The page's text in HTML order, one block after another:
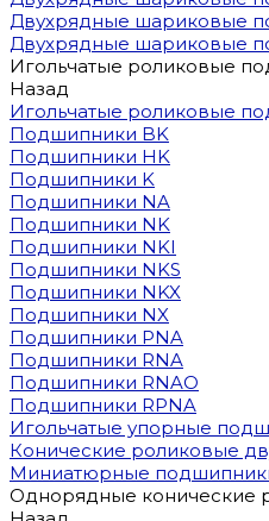
Двухрядные шариковые
Двухрядные шариковые
Игольчатые роликовые
Назад
Игольчатые роликовые
Подшипники BK
Подшипники HK
Подшипники K
Подшипники NA
Подшипники NK
Подшипники NKI
Подшипники NKS
Подшипники NKX
Подшипники NX
Подшипники PNA
Подшипники RNA
Подшипники RNAO
Подшипники RPNA
Игольчатые упорные
Конические роликовые
Миниатюрные
Однорядные конические